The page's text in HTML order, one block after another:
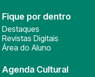
Fique por dentro
Destaques
Revistas Digitais
Área do Aluno
Agenda Cultural